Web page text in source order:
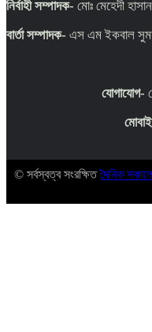
নির্বাহী সম্পাদক- মোঃ মেহেদী হাসান
বার্তা সম্পাদক- এস এম ইকবাল
যোগাযোগ-
© সর্বস্বত্ব সংরক্ষিতদৈনিক